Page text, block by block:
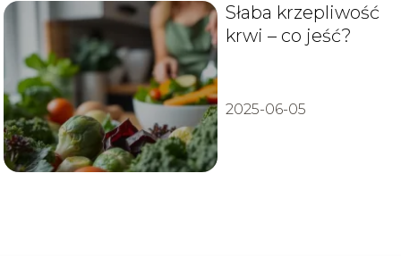
Słaba krzepliwość
krwi – co jeść?
2025-06-05